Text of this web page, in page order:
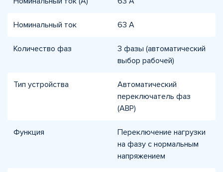
Номинальный ток 63 А
Количество фаз
3 фазы (автоматический
выбор рабочей)
Тип устройства
Автоматический
переключатель фаз
(АВР)
Функция
Переключение нагрузки
на фазу с нормальным
напряжением